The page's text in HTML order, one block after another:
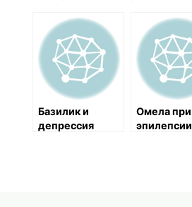
Базилик и
депрессия
Омела при
эпилепсии